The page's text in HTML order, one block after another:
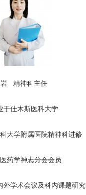
精神科主任
于佳木斯医科大学
大学附属医院精神科进修
药学神志分会会员
学术会议及科内课题研究